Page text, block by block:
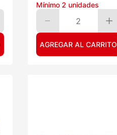
Mínimo 2 unidades
2
AGREGAR AL CARRITO